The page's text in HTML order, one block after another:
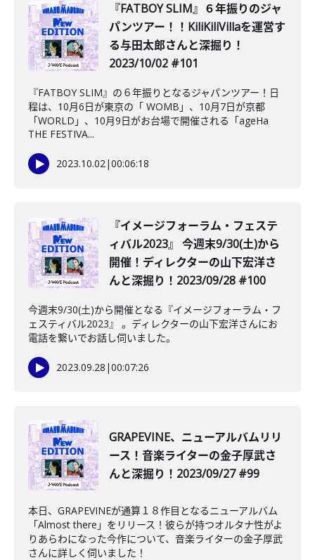
『FATBOY SLIM』６年振りのジャ
パンツアー！！KiliKiliVillaを運営す
る与田太郎さんと深掘り！
2023/10/02 #101
『FATBOY SLIM』の６年振りとなるジャパンツアー！日
程は、10月6日が東京の「 WOMB」、10月7日が京都
「WORLD」、10月9日がお台場で開催される「ageHa
THE FESTIVA...
2023.10.02|00:06:18
『イメージフォーラム・フェステ
ィバル2023』 今週末9/30(土)から
開催！ディレクターの山下宏洋さ
んと深掘り！2023/09/28 #100
今週末9/30(土)から開催となる『イメージフォーラム・フ
ェスティバル2023』 。ディレクターの山下宏洋さんにお
電話を繋いでお話し伺いました。
2023.09.28 |00:07:26
GRAPEVINE、ニューアルバムリリ
ース！音楽ライターの金子厚武さ
んと深掘り！2023/09/27 #99
本日、GRAPEVINEが通算１８作目となるニューアルバム
「Almost there」をリリース！彼らが持つオルタナ性がよ
りあらわになった今作について、音楽ライターの金子厚武
さんに詳しく伺いました！